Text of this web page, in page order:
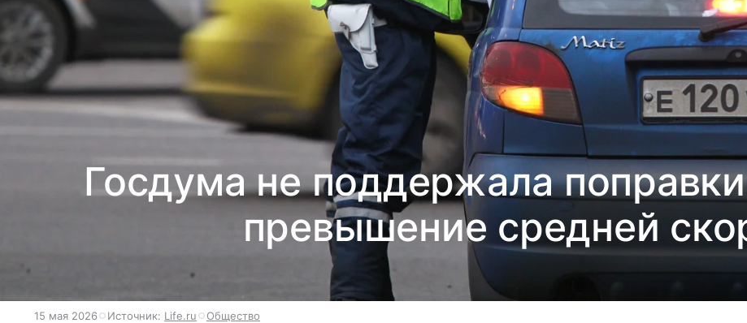
Госдума не поддержала
превышение средней
15 мая 2026 Источник: Life.ru Общество